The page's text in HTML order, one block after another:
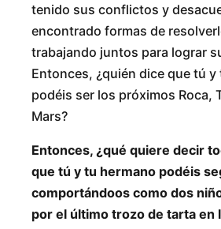
tenido sus conflictos y
encontrado formas de
trabajando juntos para lograr
Entonces, ¿quién dice que tú y
podéis ser los próximos Roca,
Mars?
Entonces, ¿qué quiere decir
que tú y tu hermano podéis
comportándoos como dos
por el último trozo de tarta en